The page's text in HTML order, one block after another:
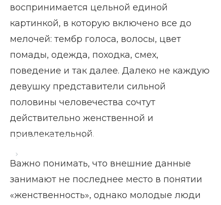
Главная страница
Блог
воспринимается цельной единой
картинкой, в которую включено все до
мелочей: тембр голоса, волосы, цвет
помады, одежда, походка, смех,
поведение и так далее. Далеко не каждую
девушку представители сильной
половины человечества сочтут
действительно женственной и
привлекательной.
Важно понимать, что внешние данные
занимают не последнее место в понятии
«женственность», однако молодые люди